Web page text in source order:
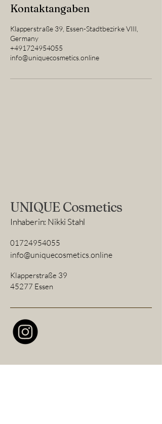
Kontaktangaben
Klapperstraße 39, Essen-Stadtbezirke VIII,
Germany
+491724954055
info@uniquecosmetics.online
UNIQUE Cosmetics
Inhaberin: Nikki Stahl
01724954055
info@uniquecosmetics.online
Klapperstraße 39
45277 Essen